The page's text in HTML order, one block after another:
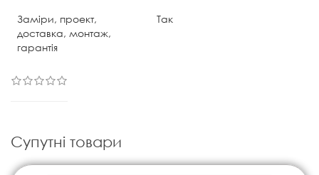
Заміри, проект,
доставка, монтаж,
гарантія
Так
Супутні товари